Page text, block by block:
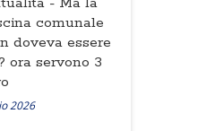
comunale
doveva essere
ora servono 3
2026